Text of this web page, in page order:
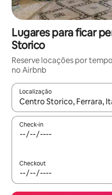
Lugares para ficar
Storico
Reserve locações por
no Airbnb
Localização
Quando os resultados
Check-in
Checkout